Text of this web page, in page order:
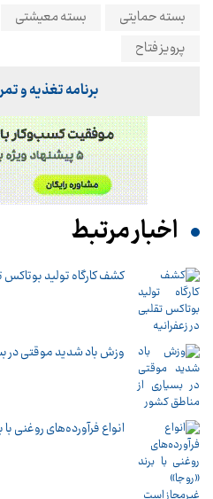
بسته حمایتی بسته معیشتی
پرویز فتاح
برنامه تغذیه و
اخبار مرتبط
کشف کارگاه تولید بوتاکس
وزش باد شدید موقتی در
انواع فرآورده‌های روغنی